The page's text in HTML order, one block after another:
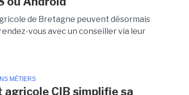
de Bretagne peuvent désormais
vous avec un conseiller via leur
MÉTIERS
agricole CIB simplifie sa